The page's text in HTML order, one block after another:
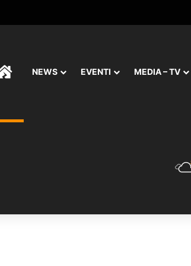
HOMENEWS EVENTI MEDIA – TV